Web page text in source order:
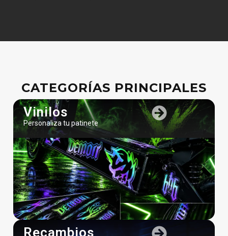
CATEGORÍAS PRINCIPALES
Vinilos
Personaliza tu patinete
Recambios